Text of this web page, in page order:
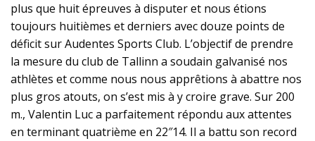
plus que huit épreuves à disputer et nous étions
toujours huitièmes et derniers avec douze points de
déficit sur Audentes Sports Club. L’objectif de prendre
la mesure du club de Tallinn a soudain galvanisé nos
athlètes et comme nous nous apprêtions à abattre nos
plus gros atouts, on s’est mis à y croire grave. Sur 200
m., Valentin Luc a parfaitement répondu aux attentes
en terminant quatrième en 22″14. Il a battu son record